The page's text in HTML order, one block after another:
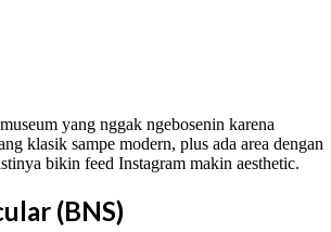
yang nggak ngebosenin karena
klasik sampe modern, plus ada area dengan
bikin feed Instagram makin aesthetic.
(BNS)